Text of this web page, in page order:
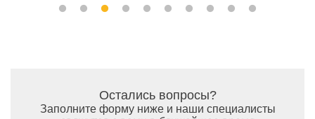
Остались вопросы?
Заполните форму ниже и наши специалисты